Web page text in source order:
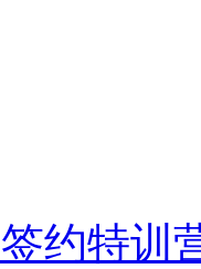
约特训